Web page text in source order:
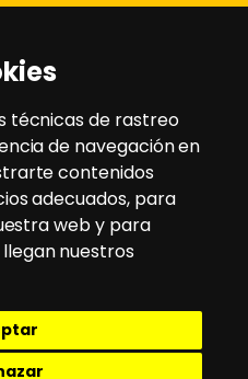
técnicas de rastreo
de navegación en
contenidos
adecuados, para
web y para
nuestros
Ind. Montesol
58